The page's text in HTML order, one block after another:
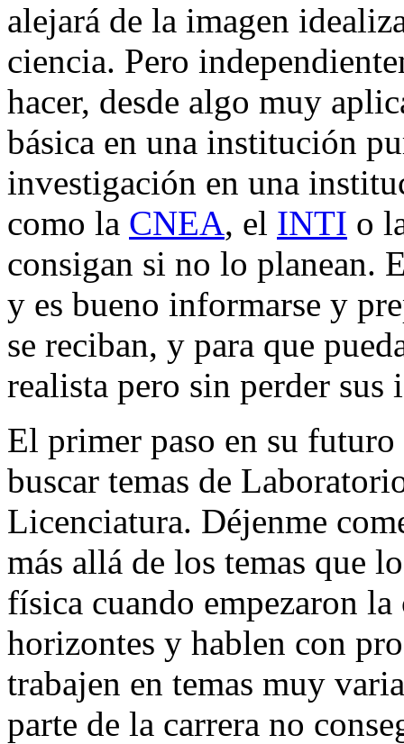
alejará de la imagen
ciencia. Pero
hacer, desde algo muy
básica en una institución
investigación en una
como la CNEA, el INTI o
consigan si no lo planean.
y es bueno informarse y
se reciban, y para que
realista pero sin perder sus
El primer paso en su
buscar temas de
Licenciatura. Déjenme
más allá de los temas que
física cuando empezaron
horizontes y hablen con
trabajen en temas muy
parte de la carrera no